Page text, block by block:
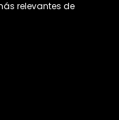
relevantes de